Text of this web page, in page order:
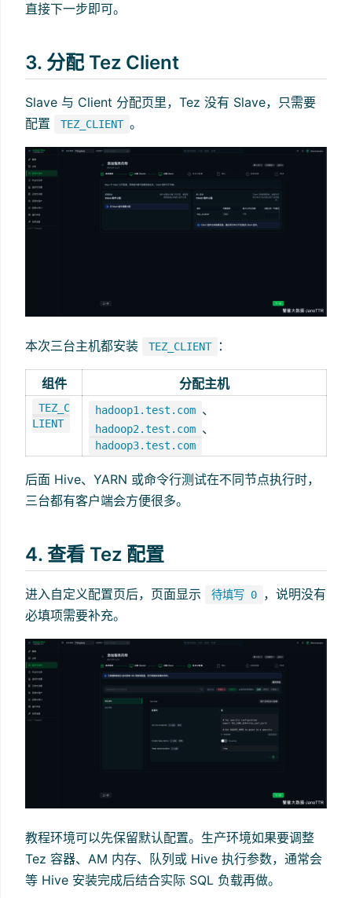
直接下一步即可。
3. 分配 Tez Client
Slave 与 Client 分配页里，Tez 没有 Slave，只需要
配置
TEZ_CLIENT 。
本次三台主机都安装 TEZ_CLIENT ：
组件 分配主机
TEZ_C
LIENT
hadoop1.test.com 、
hadoop2.test.com 、
hadoop3.test.com
后面 Hive、YARN 或命令行测试在不同节点执行时，
三台都有客户端会方便很多。
4. 查看 Tez 配置
进入自定义配置页后，页面显示 待填写 0
，说明没有
必填项需要补充。
教程环境可以先保留默认配置。生产环境如果要调整
Tez 容器、AM 内存、队列或 Hive 执行参数，通常会
等 Hive 安装完成后结合实际 SQL 负载再做。